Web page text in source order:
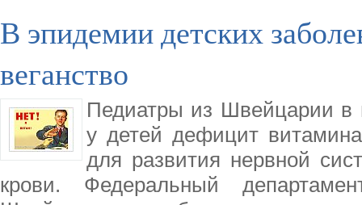
В эпидемии детских
веганство
Педиатры из Швейцарии в
у детей дефицит
для развития нервной
крови. Федеральный